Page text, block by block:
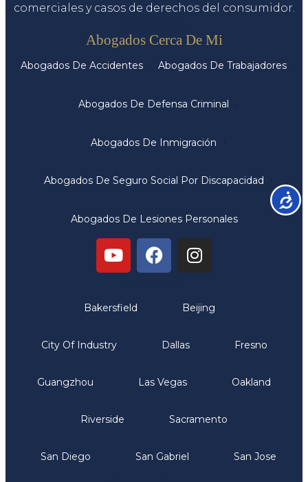
comerciales y casos de derechos del consumidor.
Abogados Cerca De Mi
Abogados De Accidentes Abogados De Trabajadores
Abogados De Defensa Criminal
Abogados De Inmigración
Abogados De Seguro Social Por Discapacidad
Abogados De Lesiones Personales
Bakersfield Beijing
City Of Industry Dallas Fresno
Guangzhou Las Vegas Oakland
Riverside Sacramento
San Diego San Gabriel San Jose